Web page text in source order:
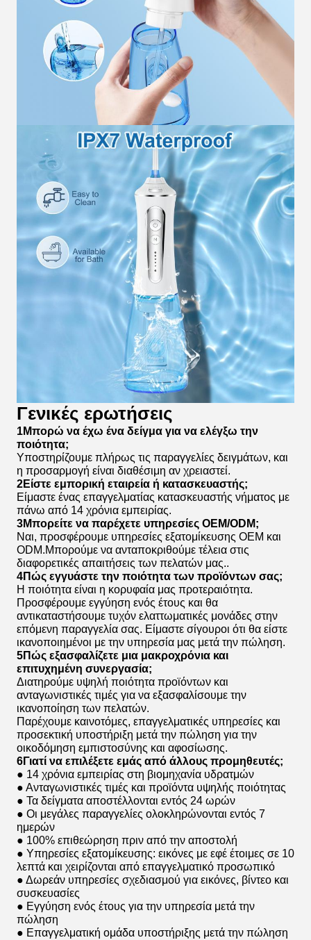
Γενικές ερωτήσεις
1Μπορώ να έχω ένα δείγμα για να ελέγξω την
ποιότητα;
Υποστηρίζουμε πλήρως τις παραγγελίες δειγμάτων, και
η προσαρμογή είναι διαθέσιμη αν χρειαστεί.
2Είστε εμπορική εταιρεία ή κατασκευαστής;
Είμαστε ένας επαγγελματίας κατασκευαστής νήματος με
πάνω από 14 χρόνια εμπειρίας.
3Μπορείτε να παρέχετε υπηρεσίες OEM/ODM;
Ναι, προσφέρουμε υπηρεσίες εξατομίκευσης OEM και
ODM.Μπορούμε να ανταποκριθούμε τέλεια στις
διαφορετικές απαιτήσεις των πελατών μας..
4Πώς εγγυάστε την ποιότητα των προϊόντων σας;
Η ποιότητα είναι η κορυφαία μας προτεραιότητα.
Προσφέρουμε εγγύηση ενός έτους και θα
αντικαταστήσουμε τυχόν ελαττωματικές μονάδες στην
επόμενη παραγγελία σας. Είμαστε σίγουροι ότι θα είστε
ικανοποιημένοι με την υπηρεσία μας μετά την πώληση.
5Πώς εξασφαλίζετε μια μακροχρόνια και
επιτυχημένη συνεργασία;
Διατηρούμε υψηλή ποιότητα προϊόντων και
ανταγωνιστικές τιμές για να εξασφαλίσουμε την
ικανοποίηση των πελατών.
Παρέχουμε καινοτόμες, επαγγελματικές υπηρεσίες και
προσεκτική υποστήριξη μετά την πώληση για την
οικοδόμηση εμπιστοσύνης και αφοσίωσης.
6Γιατί να επιλέξετε εμάς από άλλους προμηθευτές;
● 14 χρόνια εμπειρίας στη βιομηχανία υδρατμών
● Ανταγωνιστικές τιμές και προϊόντα υψηλής ποιότητας
● Τα δείγματα αποστέλλονται εντός 24 ωρών
● Οι μεγάλες παραγγελίες ολοκληρώνονται εντός 7
ημερών
● 100% επιθεώρηση πριν από την αποστολή
● Υπηρεσίες εξατομίκευσης: εικόνες με εφέ έτοιμες σε 10
λεπτά και χειρίζονται από επαγγελματικό προσωπικό
● Δωρεάν υπηρεσίες σχεδιασμού για εικόνες, βίντεο και
συσκευασίες
● Εγγύηση ενός έτους για την υπηρεσία μετά την
πώληση
● Επαγγελματική ομάδα υποστήριξης μετά την πώληση